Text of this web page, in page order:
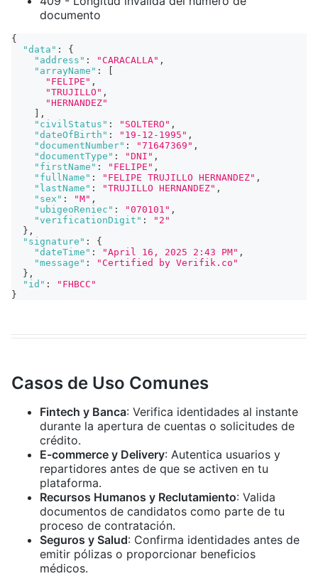
documento
{
"data" :
{
"address" : "CARACALLA" ,
"arrayName" :
"FELIPE" ,
"TRUJILLO" ,
"HERNANDEZ"
,
"civilStatus" : "SOLTERO" ,
"dateOfBirth" : "19-12-1995" ,
"documentNumber" : "71647369" ,
"documentType" : "DNI" ,
"firstName" : "FELIPE" ,
"fullName" : "FELIPE TRUJILLO HERNANDEZ" ,
"lastName" : "TRUJILLO HERNANDEZ" ,
"sex" : "M" ,
"ubigeoReniec" : "070101" ,
"verificationDigit" :
"2"
} ,
"signature" :
{
"dateTime" : "April 16, 2025 2:43 PM" ,
"message" :
"Certified by Verifik.co"
} ,
"id" :
"FHBCC"
}
Casos de Uso Comunes
Fintech y Banca: Verifica identidades al instante
durante la apertura de cuentas o solicitudes de
crédito.
E-commerce y Delivery: Autentica usuarios y
repartidores antes de que se activen en tu
plataforma.
Recursos Humanos y Reclutamiento: Valida
documentos de candidatos como parte de tu
proceso de contratación.
Seguros y Salud: Confirma identidades antes de
emitir pólizas o proporcionar beneficios
médicos.